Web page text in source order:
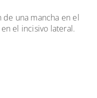
una mancha en el
el incisivo lateral.